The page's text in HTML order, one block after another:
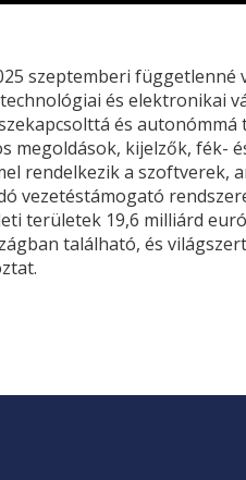
szeptemberi függetlenné
és elektronikai
és autonómmá
kijelzők, fék-
rendelkezik a szoftverek,
vezetéstámogató
területek 19,6 milliárd
található, és